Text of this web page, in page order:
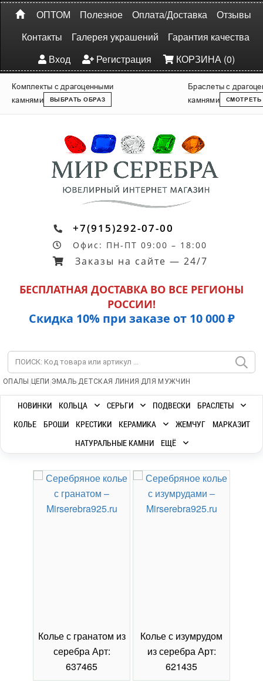
ОПТОМ Полезное Оплата/Доставка
Отзывы
Контакты
Галерея украшений
Гарантия качества
Вход
Регистрация КОРЗИНА (0)
Комплекты с драгоценными
камнями
ВЫБРАТЬ ОБРАЗ
Браслеты с
камнями
СМОТРЕТЬ
+7(915)292-07-00
Офис: ПН-ПТ 09:00 – 18:00
Заказы на сайте — 24/7
БЕСПЛАТНАЯ ДОСТАВКА ВО ВСЕ РЕГИОНЫ
РОССИИ!
Скидка 10% при заказе от 10 000 ₽
ОПАЛЫ | ЦЕПИ |ЭМАЛЬ|ДЕТСКАЯ ЛИНИЯ |ДЛЯ МУЖЧИН
НОВИНКИ КОЛЬЦА СЕРЬГИ ПОДВЕСКИ
БРАСЛЕТЫ
КОЛЬЕ
БРОШИ КРЕСТИКИ КЕРАМИКА ЖЕМЧУГ
МАРКАЗИТ
НАТУРАЛЬНЫЕ КАМНИ
ЕЩЁ
Колье с гранатом из
серебра Арт:
637465
Колье с изумрудом
из серебра Арт:
621435